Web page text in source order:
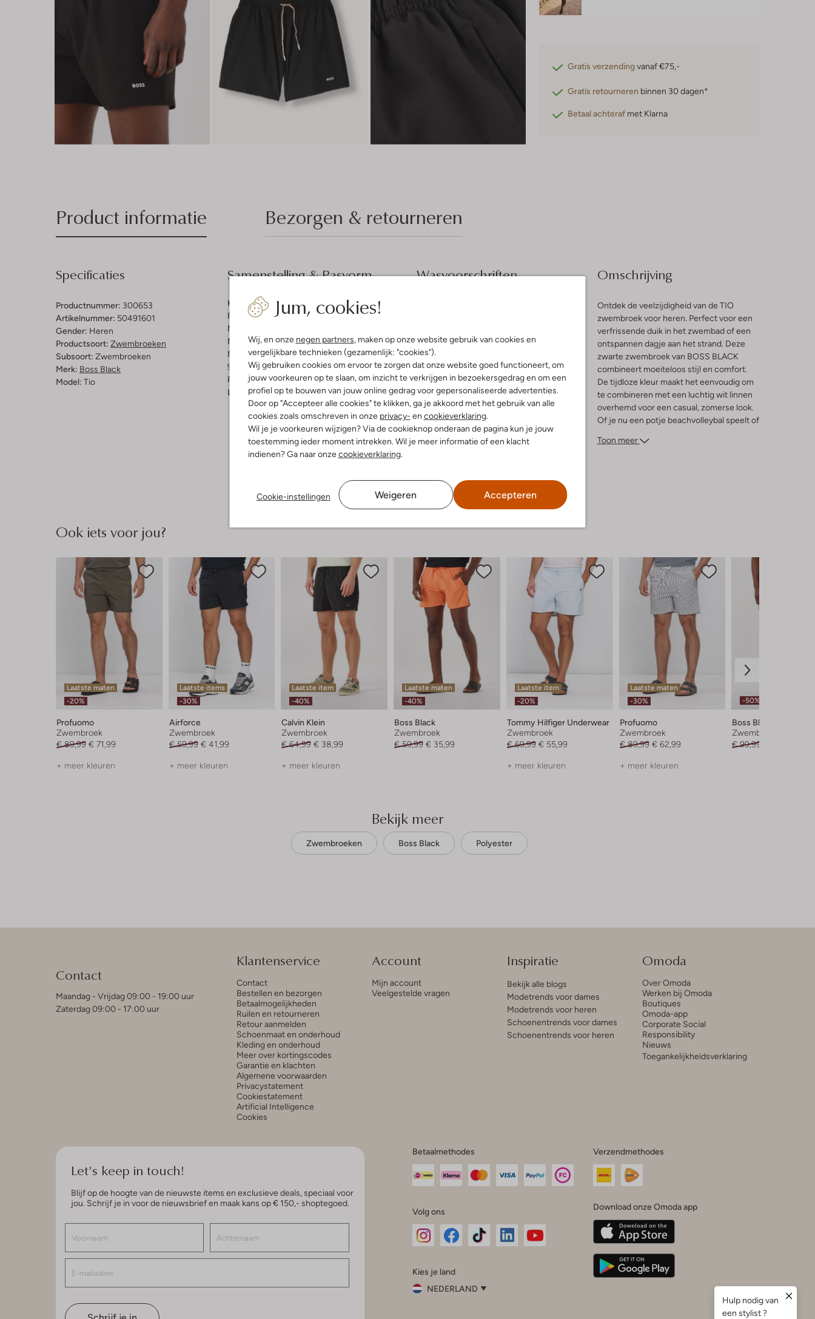
Jum, cookies!
Wij, en onze negen partners, maken op onze website gebruik van cookies en
vergelijkbare technieken (gezamenlijk: "cookies").
Wij gebruiken cookies om ervoor te zorgen dat onze website goed functioneert, om
jouw voorkeuren op te slaan, om inzicht te verkrijgen in bezoekersgedrag en om een
profiel op te bouwen van jouw online gedrag voor gepersonaliseerde advertenties.
Door op "Accepteer alle cookies" te klikken, ga je akkoord met het gebruik van alle
cookies zoals omschreven in onze privacy- en cookieverklaring.
Wil je je voorkeuren wijzigen? Via de cookieknop onderaan de pagina kun je jouw
toestemming ieder moment intrekken. Wil je meer informatie of een klacht
indienen? Ga naar onzecookieverklaring.
Cookie-instellingen Weigeren Accepteren
Gratis verzendingvanaf €75,-
Gratis retourneren binnen 30 dagen*
Betaal achteraf met Klarna
Product informatie Bezorgen & retourneren
Specificaties
Productnummer: 300653
Artikelnummer: 50491601
Gender: Heren
Productsoort: Zwembroeken
Subsoort: Zwembroeken
Merk: Boss Black
Model: Tio
Samenstelling & Pasvorm
Kleur:Zwart
Patroon:Effen
Materiaal binnenkant:
Materiaal:Polyester
Materiaalpercentages:
91% Gerecycled Polyester, 9% Elastiek
Pasvorm:Regular Fit
Lengte:Kort
Wasvoorschriften
Kan niet in de droogtrommel
Niet bleken
Omschrijving
Ontdek de veelzijdigheid van de TIO
zwembroek voor heren. Perfect voor een
verfrissende duik in het zwembad of een
ontspannen dagje aan het strand. Deze
zwarte zwembroek van BOSS BLACK
combineert moeiteloos stijl en comfort.
De tijdloze kleur maakt het eenvoudig om
te combineren met een luchtig wit linnen
overhemd voor een casual, zomerse look.
Of je nu een potje beachvolleybal speelt of
kust, de TIO zwembroek biedt de perfecte
Toon meer
Ook iets voor jou?
Laatste maten
-20%
Profuomo
Zwembroek
€ 89,99 € 71,99
+ meer kleuren
Laatste items
-30%
Airforce
Zwembroek
€ 59,99 € 41,99
+ meer kleuren
Laatste item
-40%
Calvin Klein
Zwembroek
€ 64,99 € 38,99
+ meer kleuren
Laatste maten
-40%
Boss Black
Zwembroek
€ 59,99 € 35,99
Laatste item
-20%
Tommy Hilfiger Underwear
Zwembroek
€ 69,99 € 55,99
+ meer kleuren
Laatste maten
-30%
Profuomo
Zwembroek
€ 89,99 € 62,99
+ meer kleuren
-50%
Boss Black
Zwembroek
€ 99,99
Bekijk meer
Zwembroeken Boss Black Polyester
Contact
Maandag - Vrijdag 09:00 - 19:00 uur
Zaterdag 09:00 - 17:00 uur
Klantenservice
Contact
Bestellen en bezorgen
Betaalmogelijkheden
Ruilen en retourneren
Retour aanmelden
Schoenmaat en onderhoud
Kleding en onderhoud
Meer over kortingscodes
Garantie en klachten
Algemene voorwaarden
Privacystatement
Cookiestatement
Artificial Intelligence
Cookies
Account
Mijn account
Veelgestelde vragen
Inspiratie
Bekijk alle blogs
Modetrends voor dames
Modetrends voor heren
Schoenentrends voor dames
Schoenentrends voor heren
Omoda
Over Omoda
Werken bij Omoda
Boutiques
Omoda-app
Corporate Social
Responsibility
Nieuws
Toegankelijkheidsverklaring
Let's keep in touch!
Blijf op de hoogte van de nieuwste items en exclusieve deals, speciaal voor
jou. Schrijf je in voor de nieuwsbrief en maak kans op € 150,- shoptegoed.
Betaalmethodes
Volg ons
InstagramFacebook
Kies je land
NEDERLAND
Verzendmethodes
Download onze Omoda app